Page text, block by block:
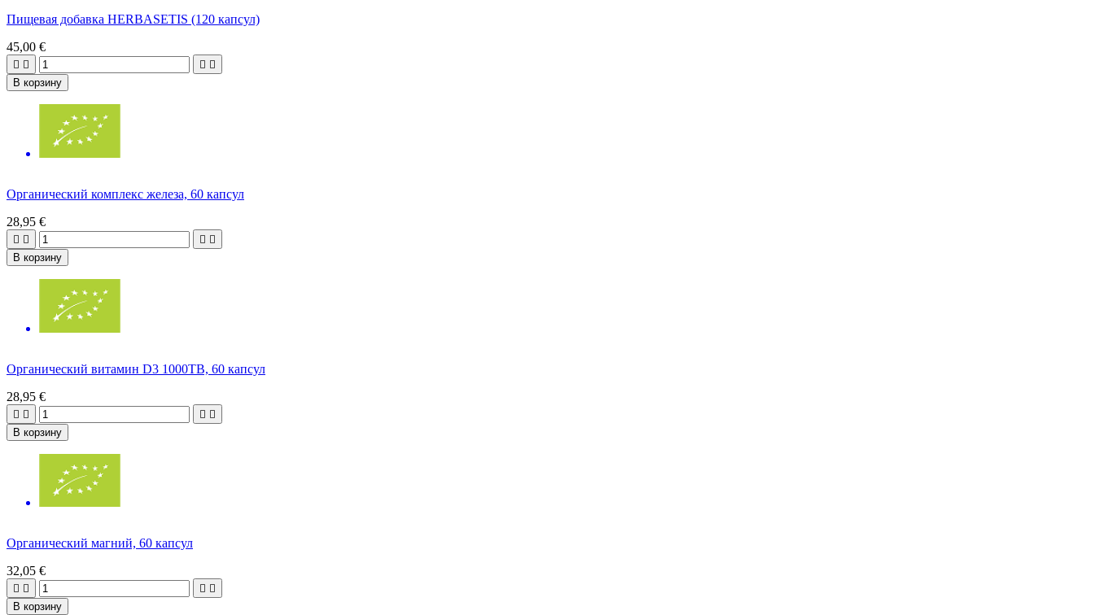
Пищевая добавка HERBASETIS (120 капсул)
45,00 €
   
В корзину
Органический комплекс железа, 60 капсул
28,95 €
   
В корзину
Органический витамин D3 1000ТВ, 60 капсул
28,95 €
   
В корзину
Органический магний, 60 капсул
32,05 €
   
В корзину